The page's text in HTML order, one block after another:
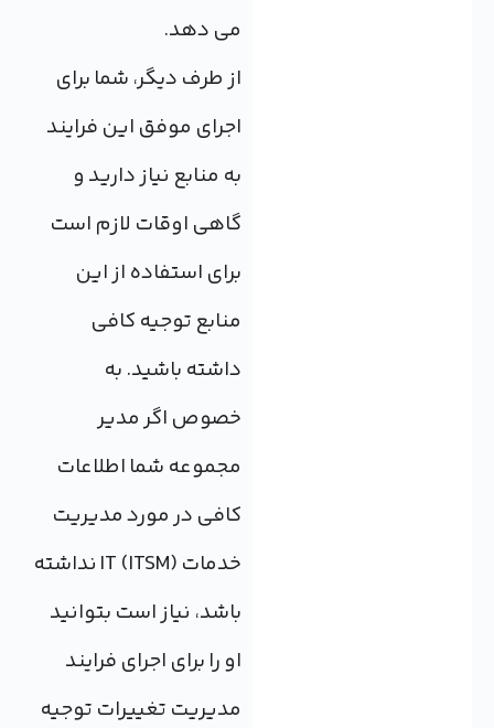
می دهد.
از طرف دیگر، شما برای
اجرای موفق این فرایند
به منابع نیاز دارید و
گاهی اوقات لازم است
برای استفاده از این
منابع توجیه کافی
داشته باشید. به
خصوص اگر مدیر
مجموعه شما اطلاعات
کافی در مورد مدیریت
خدمات IT (ITSM) نداشته
باشد، نیاز است بتوانید
او را برای اجرای فرایند
مدیریت تغییرات توجیه